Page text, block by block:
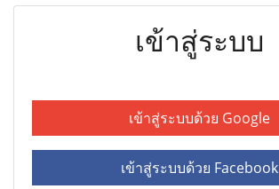
เข้าสู่ระบบ
เข้าสู่ระบบด้วย Google
เข้าสู่ระบบด้วย Facebook